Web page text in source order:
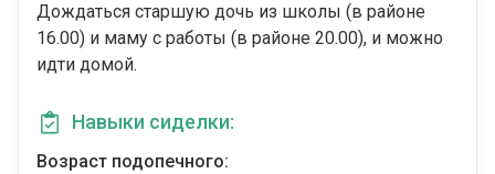
Дождаться старшую дочь из школы (в районе
16.00) и маму с работы (в районе 20.00), и можно
идти домой.
Навыки сиделки:
Возраст подопечного: